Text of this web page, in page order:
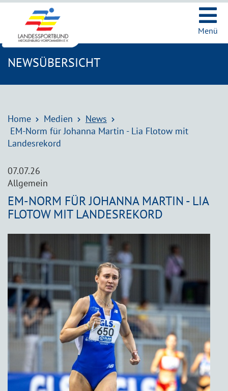
Menü
NEWSÜBERSICHT
Home Medien
News
EM-Norm für Johanna Martin - Lia Flotow mit
Landesrekord
07.07.26
Allgemein
EM-NORM FÜR JOHANNA MARTIN - LIA
FLOTOW MIT LANDESREKORD